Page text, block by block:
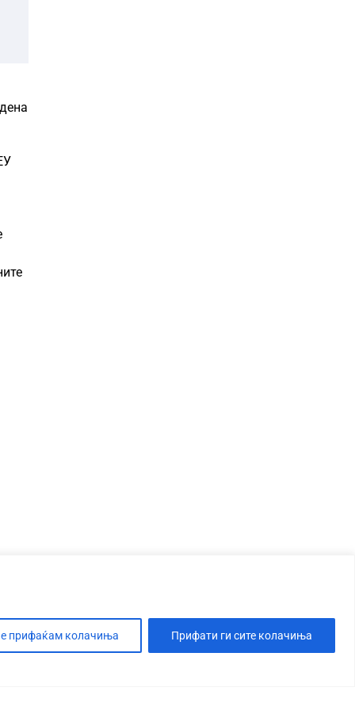
прифаќам колачиња Прифати ги сите колачиња